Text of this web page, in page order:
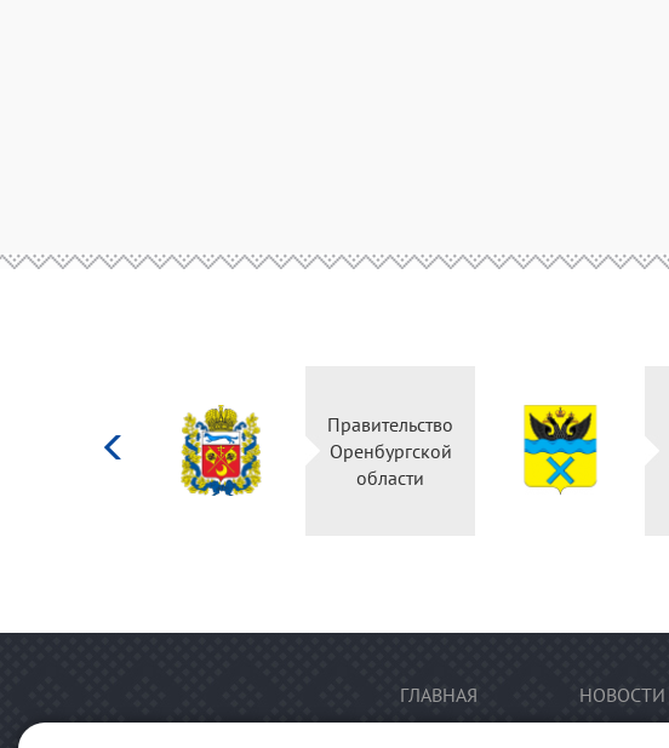
Правительство
Оренбургской
области
ГЛАВНАЯ НОВОСТИ